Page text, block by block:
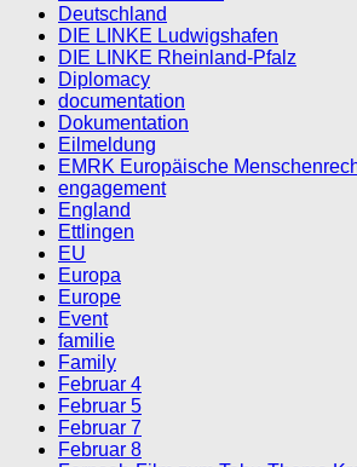
Deutschland
DIE LINKE Ludwigshafen
DIE LINKE Rheinland-Pfalz
Diplomacy
documentation
Dokumentation
Eilmeldung
EMRK Europäische
engagement
England
Ettlingen
EU
Europa
Europe
Event
familie
Family
Februar 4
Februar 5
Februar 7
Februar 8